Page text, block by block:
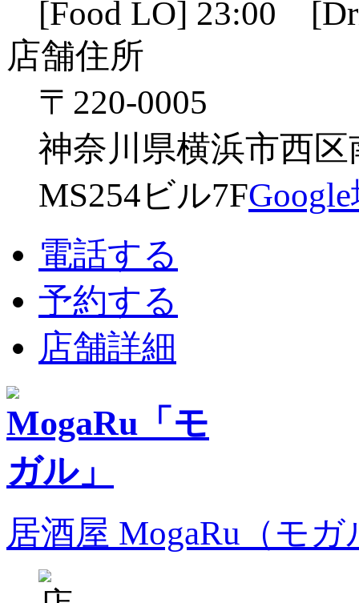
[Food LO] 23:00
店舗住所
〒220-0005
神奈川県横浜市西区
MS254ビル7F
電話する
予約する
店舗詳細
居酒屋 MogaRu（モ